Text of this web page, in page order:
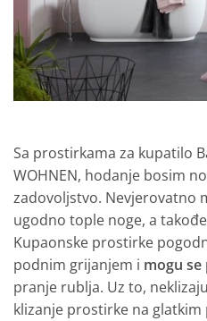
Sa prostirkama za kupatilo
WOHNEN, hodanje bosim
zadovoljstvo. Nevjerovatno
ugodno tople noge, a
Kupaonske prostirke
podnim grijanjem i mogu se
pranje rublja. Uz to,
klizanje prostirke na glatkim